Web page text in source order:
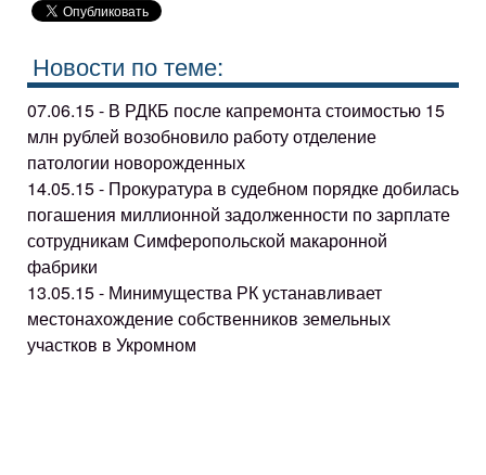
Новости по теме:
07.06.15 - В РДКБ после капремонта стоимостью 15
млн рублей возобновило работу отделение
патологии новорожденных
14.05.15 - Прокуратура в судебном порядке добилась
погашения миллионной задолженности по зарплате
сотрудникам Симферопольской макаронной
фабрики
13.05.15 - Минимущества РК устанавливает
местонахождение собственников земельных
участков в Укромном